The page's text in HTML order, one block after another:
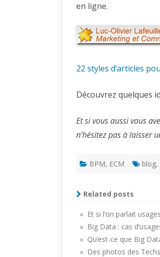
en ligne.
22 styles d’articles
Découvrez quelques
Et si vous aussi vous
n’hésitez pas à laisser
BPM, ECM blog,
Related posts
» Et si l’on parlait
» Big Data : cas
» Qu’est-ce que Big
» Des photos des